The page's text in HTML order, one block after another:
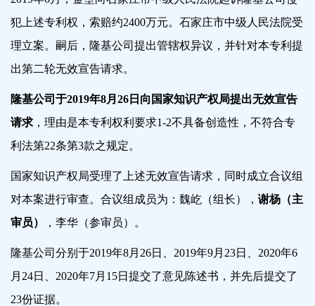
犯上述专利权，索赔约2400万元。石家庄市中级人民法院受
理立案。嗣后，隆基公司提出管辖权异议，并针对本专利提
出第二轮无效宣告请求。
隆基公司于2019年8月26日向国家知识产权局提出无效宣告
请求 ，理由是本专利权利要求1-2不具备创造性，不符合专
利法第22条第3款之规定。
国家知识产权局受理了上述无效宣告请求，同时成立合议组
对本案进行审查。合议组成员为：魏屹（组长）， 谢杨（主
审员）
，李华（参审员）。
隆基公司分别于2019年8月26日、2019年9月23日、2020年6
月24日、2020年7月15日提交了意见陈述书，并先后提交了
23份证据。